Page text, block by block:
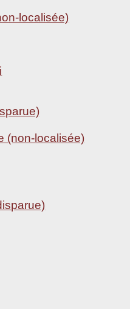
localisée)
(non-localisée)